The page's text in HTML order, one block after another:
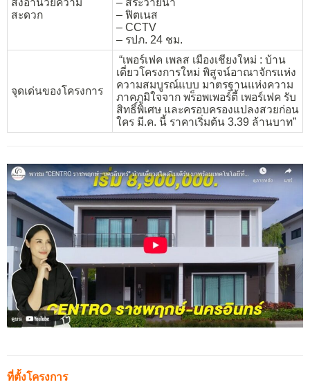
สะดวก
– ฟิตเนส
– CCTV
– รปภ. 24 ชม.
จุดเด่นของโครงการ
“เพอร์เฟค เพลส เมืองเชียงใหม่ : บ้าน
เดี่ยวโครงการใหม่ พิสูจน์อาณาจักรแห่ง
ความสมบูรณ์แบบ มาตรฐานแห่งความ
ภาคภูมิใจจาก พร็อพเพอร์ตี้ เพอร์เฟค รับ
สิทธิ์พิเศษ และครอบครองแปลงสวยก่อน
ใคร มี.ค. นี้ ราคาเริ่มต้น 3.39 ล้านบาท”
ที่ตั้งโครงการ